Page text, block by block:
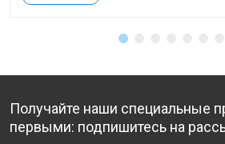
Получайте наши специальные
первыми: подпишитесь на